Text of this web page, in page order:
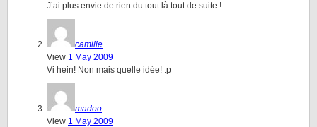
J’ai plus envie de rien du tout là tout de suite !
camille
View 1 May 2009
Vi hein! Non mais quelle idée! :p
madoo
View 1 May 2009